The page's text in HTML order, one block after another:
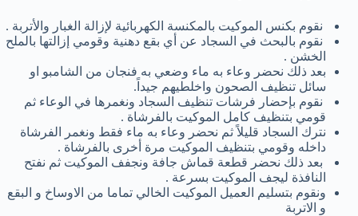
نقوم بكنس الموكيت بالمكنسة الكهربائية لإزالة الغبار والأتربة .
نقوم بالبحث في السجاد عن أي بقع دهنية وقومي إزالتها بالملح
الخشن .
بعد ذلك نحضر وعاء به ماء وضعي به فنجان من الشامبو او
سائل تنظيف الصحون واخلطيهم جيداً.
نقوم بإحضار فرشات تنظيف السجاد ونغمرها في الوعاء ثم
قومي بتنظيف كامل الموكيت بالفرشاة .
نترك السجاد قليلاً ثم نحضر وعاء به ماء فقط ونغمر الفرشاة
داخله وقومي بتنظيف الموكيت مرة أخرى بالفرشاة .
بعد ذلك نحضر قطعة قماش جافة ونجفف الموكيت ثم نفتح
النافذة ليجف الموكيت بسرعة .
ونقوم بتسليم العميل الموكيت الخالي تماما من الاوساخ و البقع
و الاتربة